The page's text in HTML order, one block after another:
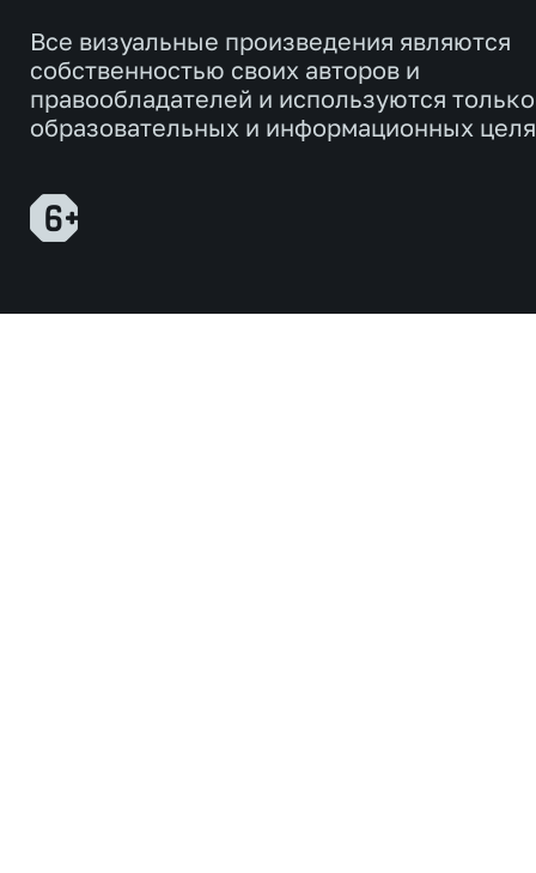
Все визуальные произведения являются
собственностью своих авторов и
правообладателей и используются
образовательных и информационных